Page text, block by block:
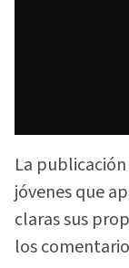
La
jóvenes que
claras sus
los